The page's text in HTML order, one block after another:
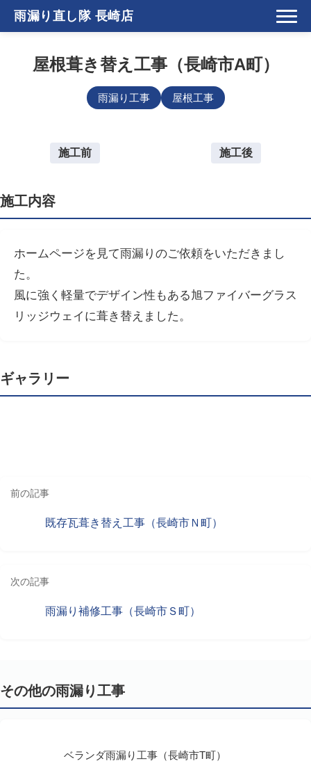
雨漏り直し隊 長崎店
屋根葺き替え工事（長崎市A町）
雨漏り工事 屋根工事
施工前 施工後
施工内容
ホームページを見て雨漏りのご依頼をいただきまし
た。
風に強く軽量でデザイン性もある旭ファイバーグラス
リッジウェイに葺き替えました。
ギャラリー
前の記事
既存瓦葺き替え工事（長崎市Ｎ町）
次の記事
雨漏り補修工事（長崎市Ｓ町）
その他の雨漏り工事
ベランダ雨漏り工事（長崎市T町）